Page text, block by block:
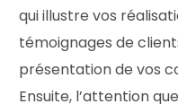
qui illustre vos
témoignages de
présentation de vos
Ensuite, l’attention